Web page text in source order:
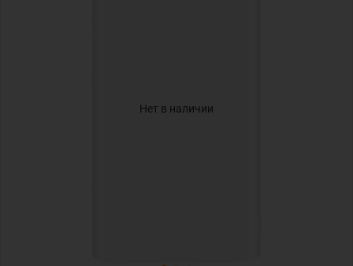
Нет в наличии